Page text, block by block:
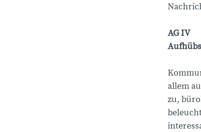
AG IV
allem
zu,